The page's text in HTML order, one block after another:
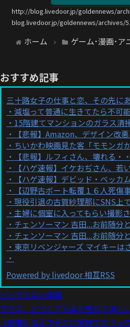
http://blog.livedoor.jp/goldennews/
blog.livedoor.jp/goldennews/archives/
ホーム ゲーム･漫画･ア
おすすめ記事
三十路女子の仕事と恋、その先に
減塩って普通に生きてたら不可
15階建てマンションのガラス清
【悲報】Amazon、デザイン改
ちいかわ映画見た客「モモンガ
【悲報】ルフィさん、壊れる・
【ハゲ速報】イケおぢさん、若
【ハゲ速報】デビッド・ベッカ
【辺野古ボート転覆１６人死傷
現役引退の古賀紗理那にSNS上
主婦に個室に入ってもらい撮影
チェンソーマン 吉田...お前随分
チェンソーマン 吉田...お前随分
東京リベンジャーズ マイキーは
Powered by livedoor 相互RSS
とんでもない体験
マリエ どうしても本が売れてほし
【画像】なんでそこに家建てた？